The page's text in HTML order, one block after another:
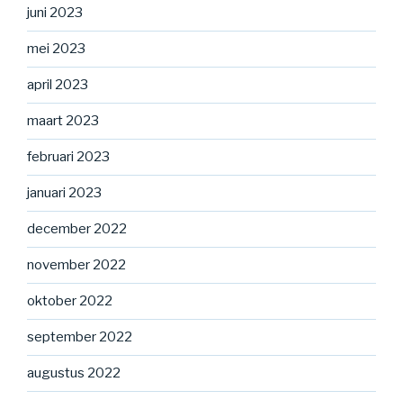
juni 2023
mei 2023
april 2023
maart 2023
februari 2023
januari 2023
december 2022
november 2022
oktober 2022
september 2022
augustus 2022